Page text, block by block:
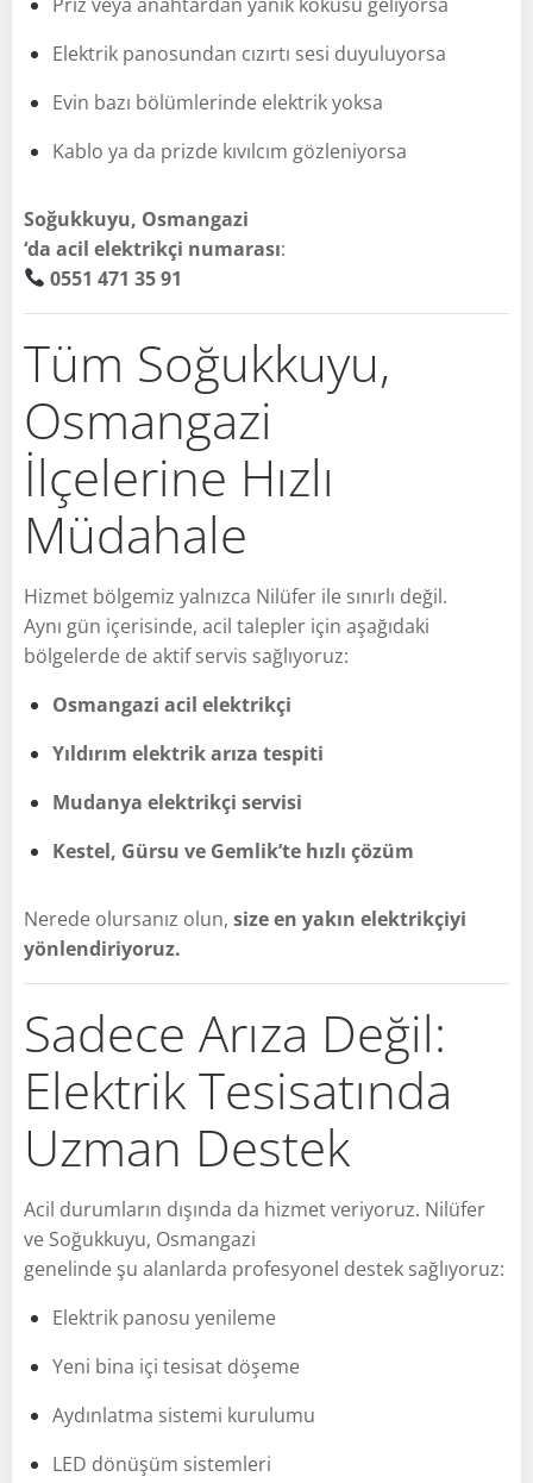
Elektrik panosundan cızırtı sesi duyuluyorsa
Evin bazı bölümlerinde elektrik yoksa
Kablo ya da prizde kıvılcım gözleniyorsa
Soğukkuyu, Osmangazi
‘da acil elektrikçi numarası:
0551 471 35 91
Tüm Soğukkuyu,
Osmangazi
İlçelerine Hızlı
Müdahale
Hizmet bölgemiz yalnızca Nilüfer ile sınırlı değil.
Aynı gün içerisinde, acil talepler için aşağıdaki
bölgelerde de aktif servis sağlıyoruz:
Osmangazi acil elektrikçi
Yıldırım elektrik arıza tespiti
Mudanya elektrikçi servisi
Kestel, Gürsu ve Gemlik’te hızlı çözüm
Nerede olursanız olun, size en yakın elektrikçiyi
yönlendiriyoruz.
Sadece Arıza Değil:
Elektrik Tesisatında
Uzman Destek
Acil durumların dışında da hizmet veriyoruz. Nilüfer
ve Soğukkuyu, Osmangazi
genelinde şu alanlarda profesyonel destek sağlıyoruz:
Elektrik panosu yenileme
Yeni bina içi tesisat döşeme
Aydınlatma sistemi kurulumu
LED dönüşüm sistemleri